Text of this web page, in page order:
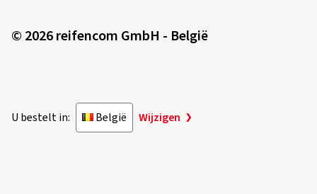
© 2026 reifencom GmbH - België
U bestelt in: België Wijzigen